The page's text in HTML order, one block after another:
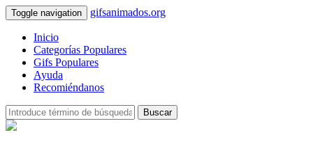
Toggle navigation gifsanimados.org
Inicio
Categorías Populares
Gifs Populares
Ayuda
Recomiéndanos
Buscar